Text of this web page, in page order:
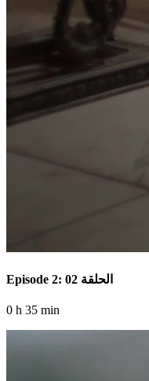
Episode 2: الحلقة 02
0 h 35 min